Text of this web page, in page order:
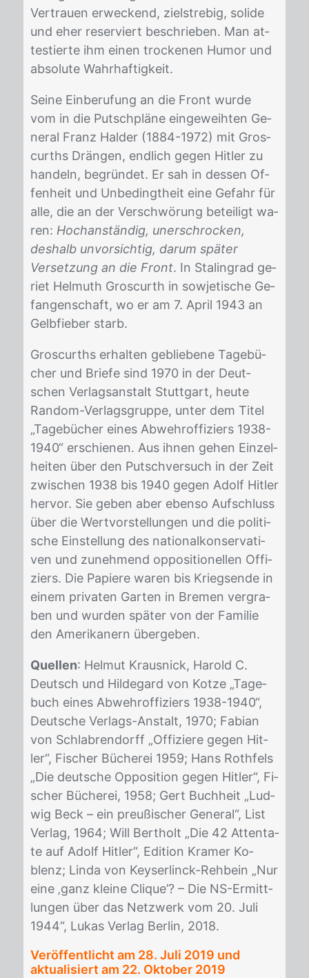
Ver­trau­en er­we­ckend, ziel­stre­big, so­li­de
und eher re­ser­viert be­schrie­ben. Man at­
tes­tier­te ihm ei­nen tro­cke­nen Hu­mor und
abso­lute Wahr­haf­tig­keit.
Sei­ne Ein­be­ru­fung an die Front wur­de
vom in die Putsch­plä­ne ein­ge­weih­ten Ge­
ne­ral Franz Hal­der (1884-1972) mit Gros­
curths Drän­gen, end­lich ge­gen Hit­ler zu
han­deln, be­grün­det. Er sah in des­sen Of­
fen­heit und Un­be­dingt­heit eine Ge­fahr für
alle, die an der Ver­schwö­rung be­tei­ligt wa­
ren: Hochanständig, unerschrocken,
deshalb unvorsichtig, darum später
Versetzung an die Front. In Sta­lin­grad ge­
riet Hel­muth Gros­curth in so­wje­ti­sche Ge­
fan­gen­schaft, wo er am 7. April 1943 an
Gelb­fie­ber starb.
Gros­curths er­hal­ten ge­blie­be­ne Ta­ge­bü­
cher und Brie­fe sind 1970 in der Deut­
schen Ver­lags­an­stalt Stutt­gart, heu­te
Ran­dom-Ver­lags­grup­pe, un­ter dem Ti­tel
„Ta­ge­bü­cher ei­nes Ab­wehr­of­fi­ziers 1938-
1940“ er­schie­nen. Aus ih­nen ge­hen Ein­zel­
hei­ten über den Putsch­ver­such in der Zeit
zwi­schen 1938 bis 1940 ge­gen Adolf Hit­ler
her­vor. Sie ge­ben aber eben­so Auf­schluss
über die Wert­vor­stel­lun­gen und die po­li­ti­
sche Ein­stel­lung des na­tio­nal­kon­ser­va­ti­
ven und zu­neh­mend op­po­si­tio­nel­len Of­fi­
ziers. Die Pa­pie­re wa­ren bis Kriegs­en­de in
ei­nem pri­va­ten Gar­ten in Bre­men ver­gra­
ben und wur­den spä­ter von der Fa­mi­lie
den Ame­ri­ka­nern über­ge­ben.
Quellen: Hel­mut Kraus­nick, Ha­rold C.
Deutsch und Hil­de­gard von Kot­ze „Ta­ge­
buch ei­nes Ab­wehr­of­fi­ziers 1938-1940“,
Deut­sche Ver­lags-An­stalt, 1970; Fa­bi­an
von Schla­b­ren­dorff „Of­fi­zie­re ge­gen Hit­
ler“, Fi­scher Bü­che­rei 1959; Hans Ro­th­fels
„Die deut­sche Op­po­si­ti­on ge­gen Hit­ler“, Fi­
scher Bü­che­rei, 1958; Gert Buch­heit „Lud­
wig Beck – ein preu­ßi­scher Ge­ne­ral“, List
Ver­lag, 1964; Will Bert­holt „Die 42 At­ten­ta­
te auf Adolf Hit­ler“, Edi­ti­on Kra­mer Ko­
blenz; Lin­da von Key­ser­linck-Reh­bein „Nur
eine ‚ganz klei­ne Cli­que’? – Die NS-Er­mitt­
lun­gen über das Netz­werk vom 20. Juli
1944“, Lu­kas Ver­lag Ber­lin, 2018.
Veröffentlicht am 28. Juli 2019 und
aktualisiert am 22. Oktober 2019